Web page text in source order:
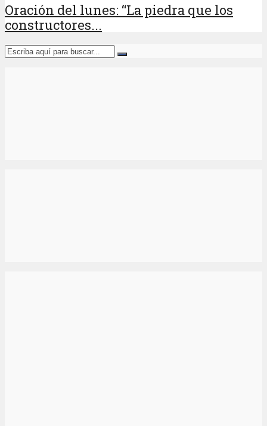
Oración del lunes: “La piedra que los
constructores...